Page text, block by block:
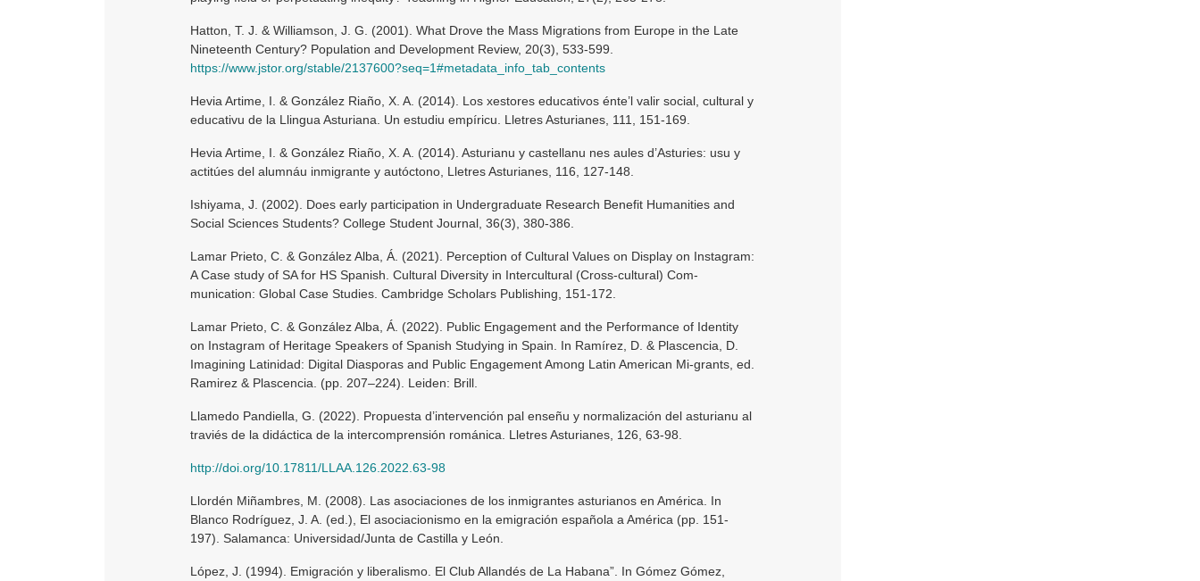
Hatton, T. J. & Williamson, J. G. (2001). What Drove the Mass Migrations from Europe in the Late
Nineteenth Century? Population and Development Review, 20(3), 533-599.
https://www.jstor.org/stable/2137600?seq=1#metadata_info_tab_contents
Hevia Artime, I. & González Riaño, X. A. (2014). Los xestores educativos énte’l valir social, cultural y
educativu de la Llingua Asturiana. Un estudiu empíricu. Lletres Asturianes, 111, 151-169.
Hevia Artime, I. & González Riaño, X. A. (2014). Asturianu y castellanu nes aules d’Asturies: usu y
actitúes del alumnáu inmigrante y autóctono, Lletres Asturianes, 116, 127-148.
Ishiyama, J. (2002). Does early participation in Undergraduate Research Benefit Humanities and
Social Sciences Students? College Student Journal, 36(3), 380-386.
Lamar Prieto, C. & González Alba, Á. (2021). Perception of Cultural Values on Display on Instagram:
A Case study of SA for HS Spanish. Cultural Diversity in Intercultural (Cross-cultural) Com-
munication: Global Case Studies. Cambridge Scholars Publishing, 151-172.
Lamar Prieto, C. & González Alba, Á. (2022). Public Engagement and the Performance of Identity
on Instagram of Heritage Speakers of Spanish Studying in Spain. In Ramírez, D. & Plascencia, D.
Imagining Latinidad: Digital Diasporas and Public Engagement Among Latin American Mi-grants, ed.
Ramirez & Plascencia. (pp. 207–224). Leiden: Brill.
Llamedo Pandiella, G. (2022). Propuesta d’intervención pal enseñu y normalización del asturianu al
traviés de la didáctica de la intercomprensión románica. Lletres Asturianes, 126, 63-98.
http://doi.org/10.17811/LLAA.126.2022.63-98
Llordén Miñambres, M. (2008). Las asociaciones de los inmigrantes asturianos en América. In
Blanco Rodríguez, J. A. (ed.), El asociacionismo en la emigración española a América (pp. 151-
197). Salamanca: Universidad/Junta de Castilla y León.
López, J. (1994). Emigración y liberalismo. El Club Allandés de La Habana”. In Gómez Gómez,